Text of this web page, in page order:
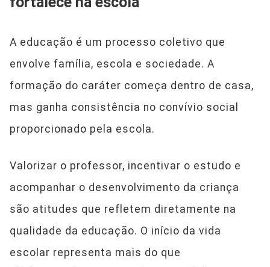
A educação é um processo coletivo que
envolve família, escola e sociedade. A
formação do caráter começa dentro de casa,
mas ganha consistência no convívio social
proporcionado pela escola.
Valorizar o professor, incentivar o estudo e
acompanhar o desenvolvimento da criança
são atitudes que refletem diretamente na
qualidade da educação. O início da vida
escolar representa mais do que